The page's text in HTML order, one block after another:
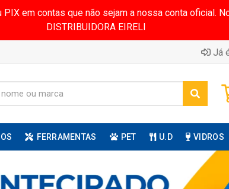
em contas que não sejam a nossa conta oficial.
DISTRIBUIDORA EIRELI
Já
FERRAMENTAS PET U.D VIDROS